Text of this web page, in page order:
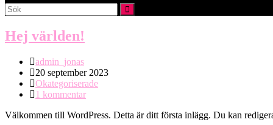
Hej världen!
Inläggsförfattare:
admin_jonas
Inlägget
publicerat:
20 september 2023
Inläggskategori:
Okategoriserade
Kommentarer
inlägget:
1 kommentar
Välkommen till WordPress. Detta är ditt första inlägg. Du kan